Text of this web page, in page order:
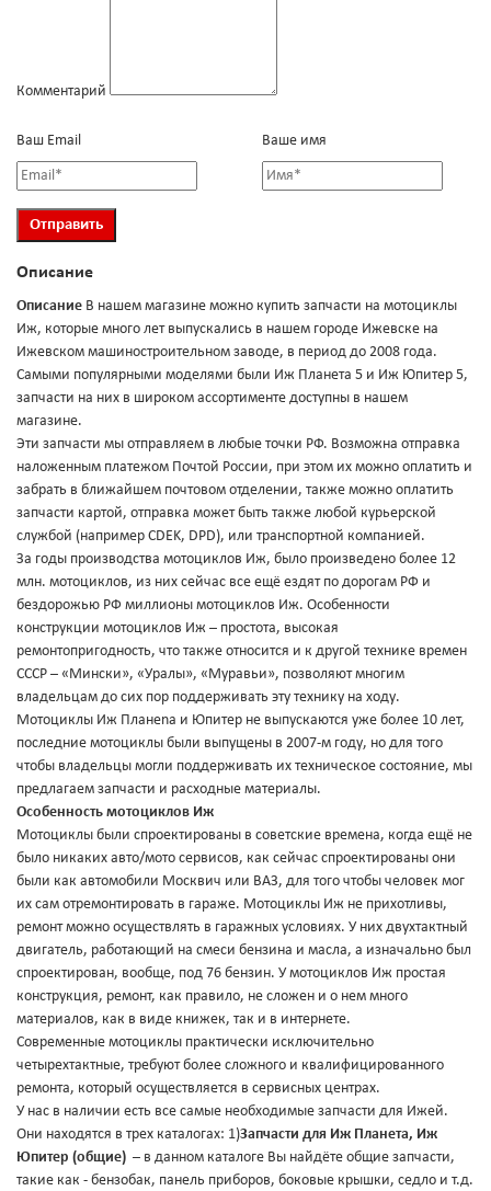
Комментарий
Ваш Email Ваше имя
Описание
Описание В нашем магазине можно купить запчасти на мотоциклы
Иж, которые много лет выпускались в нашем городе Ижевске на
Ижевском машиностроительном заводе, в период до 2008 года.
Самыми популярными моделями были Иж Планета 5 и Иж Юпитер 5,
запчасти на них в широком ассортименте доступны в нашем
магазине.
Эти запчасти мы отправляем в любые точки РФ. Возможна отправка
наложенным платежом Почтой России, при этом их можно оплатить и
забрать в ближайшем почтовом отделении, также можно оплатить
запчасти картой, отправка может быть также любой курьерской
службой (например CDEK, DPD), или транспортной компанией.
За годы производства мотоциклов Иж, было произведено более 12
млн. мотоциклов, из них сейчас все ещё ездят по дорогам РФ и
бездорожью РФ миллионы мотоциклов Иж. Особенности
конструкции мотоциклов Иж – простота, высокая
ремонтопригодность, что также относится и к другой технике времен
СССР – «Мински», «Уралы», «Муравьи», позволяют многим
владельцам до сих пор поддерживать эту технику на ходу.
Мотоциклы Иж Планеnа и Юпитер не выпускаются уже более 10 лет,
последние мотоциклы были выпущены в 2007-м году, но для того
чтобы владельцы могли поддерживать их техническое состояние, мы
предлагаем запчасти и расходные материалы.
Особенность мотоциклов Иж
Мотоциклы были спроектированы в советские времена, когда ещё не
было никаких авто/мото сервисов, как сейчас спроектированы они
были как автомобили Москвич или ВАЗ, для того чтобы человек мог
их сам отремонтировать в гараже. Мотоциклы Иж не прихотливы,
ремонт можно осуществлять в гаражных условиях. У них двухтактный
двигатель, работающий на смеси бензина и масла, а изначально был
спроектирован, вообще, под 76 бензин. У мотоциклов Иж простая
конструкция, ремонт, как правило, не сложен и о нем много
материалов, как в виде книжек, так и в интернете.
Современные мотоциклы практически исключительно
четырехтактные, требуют более сложного и квалифицированного
ремонта, который осуществляется в сервисных центрах.
У нас в наличии есть все самые необходимые запчасти для Ижей.
Они находятся в трех каталогах: 1)Запчасти для Иж Планета, Иж
Юпитер (общие) – в данном каталоге Вы найдёте общие запчасти,
такие как - бензобак, панель приборов, боковые крышки, седло и т.д.